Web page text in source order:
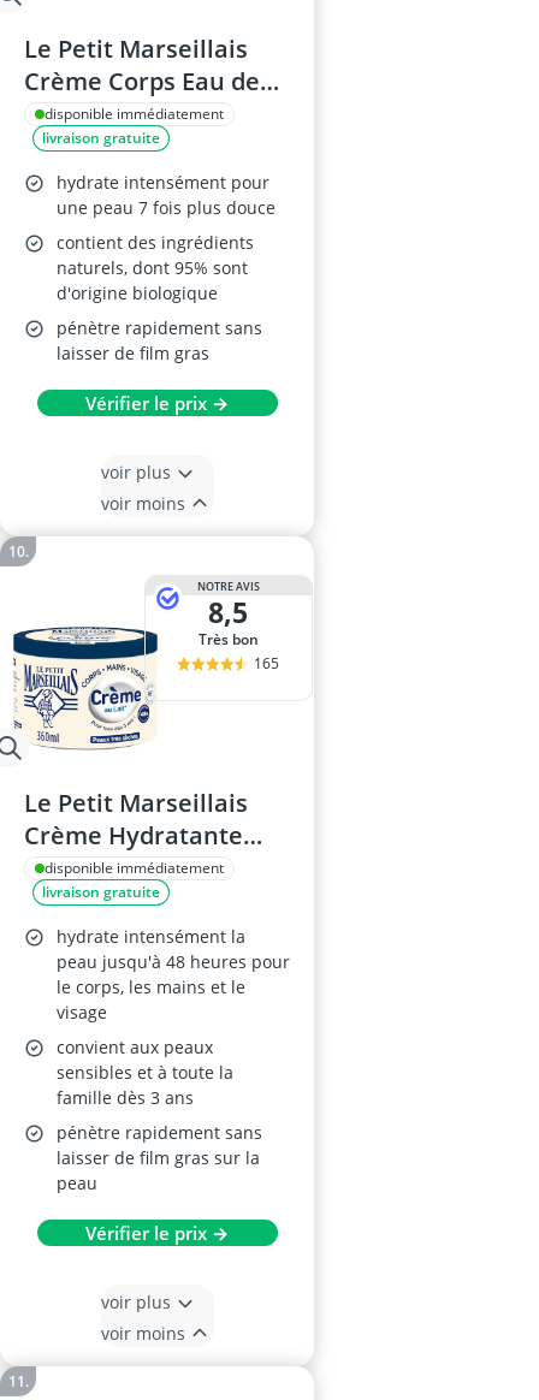
Le Petit Marseillais
Crème Corps Eau de
Coco 380 ml
disponible immédiatement
livraison gratuite
hydrate intensément pour
une peau 7 fois plus douce
contient des ingrédients
naturels, dont 95% sont
d'origine biologique
pénètre rapidement sans
laisser de film gras
Vérifier le prix →
voir plus
voir moins
NOTRE AVIS
8,5
Très bon
165
Le Petit Marseillais
Crème Hydratante
Multi-Usage 360 ml
disponible immédiatement
livraison gratuite
hydrate intensément la
peau jusqu'à 48 heures pour
le corps, les mains et le
visage
convient aux peaux
sensibles et à toute la
famille dès 3 ans
pénètre rapidement sans
laisser de film gras sur la
peau
Vérifier le prix →
voir plus
voir moins